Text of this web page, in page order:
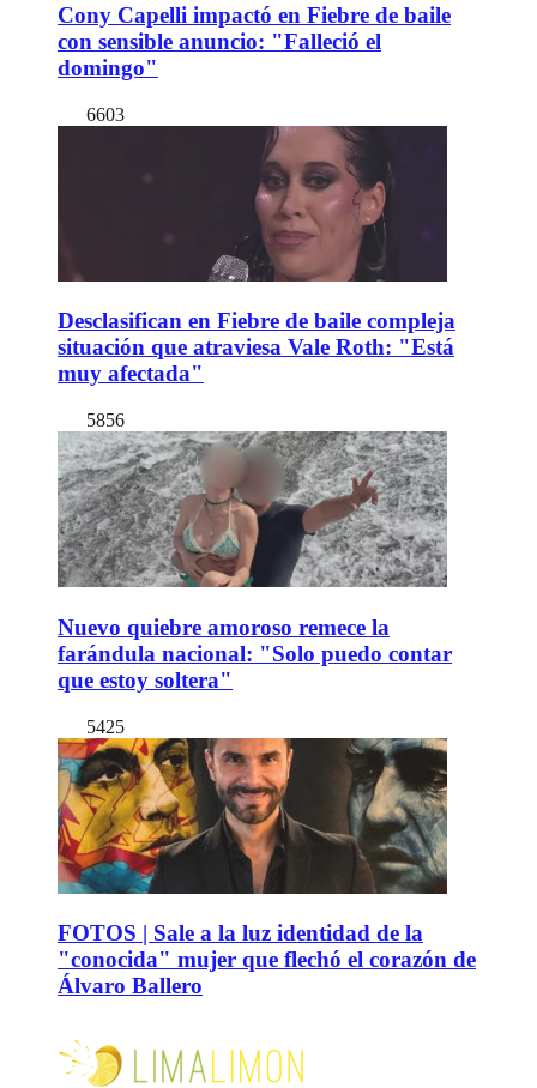
Cony Capelli impactó en Fiebre de baile
con sensible anuncio: "Falleció el
domingo"
6603
Desclasifican en Fiebre de baile compleja
situación que atraviesa Vale Roth: "Está
muy afectada"
5856
Nuevo quiebre amoroso remece la
farándula nacional: "Solo puedo contar
que estoy soltera"
5425
FOTOS | Sale a la luz identidad de la
"conocida" mujer que flechó el corazón de
Álvaro Ballero